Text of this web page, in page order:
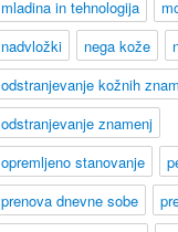
mladina in tehnologija
nadvložki
nega kože
odstranjevanje kožnih
odstranjevanje znamenj
opremljeno stanovanje
prenova dnevne sobe